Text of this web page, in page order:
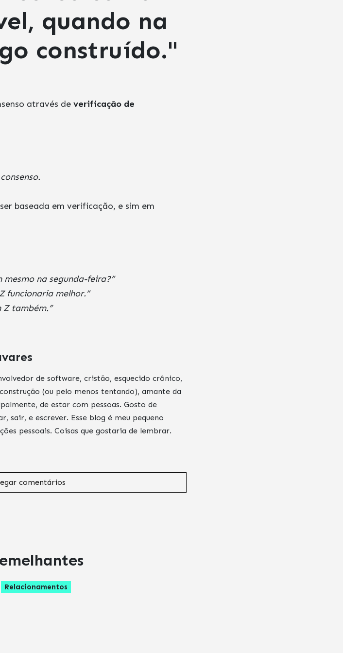
quando na
construído."
através de verificação de
baseada em verificação, e sim em
mesmo na segunda-feira?”
funcionaria melhor.”
Z também.”
de software, cristão, esquecido crônico,
(ou pelo menos tentando), amante da
de estar com pessoas. Gosto de
sair, e escrever. Esse blog é meu pequeno
pessoais. Coisas que gostaria de lembrar.
comentários
Relacionamentos